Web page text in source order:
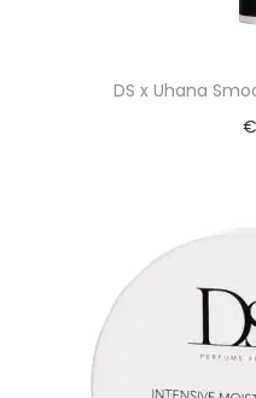
DS x Uhana